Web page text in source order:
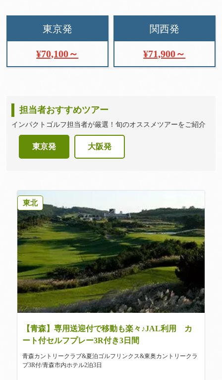
東京発
¥70,100～
関西発
¥71,900～
担当者おすすめツアー
インパクトゴルフ担当者が厳選！旬のオススメツアーをご紹介
東京発 大阪発
【青森】専用送迎付で移動も楽々♪JAL利用 カ
ート付セルフプレー3R付き3日間
青森カントリークラブ&夏泊ゴルフリンクス&東奥カントリークラ
ブ3R付/青森市内ホテル2泊3日
東北